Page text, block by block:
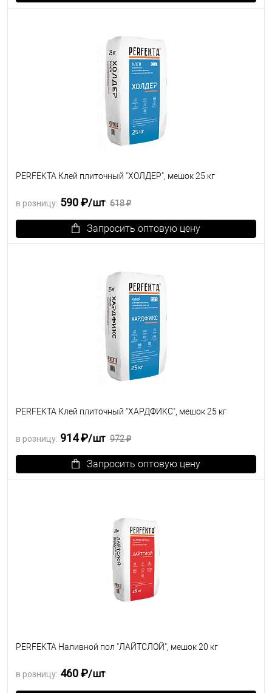
PERFEKTA Клей плиточный "ХОЛДЕР", мешок 25 кг
в розницу: 590 ₽/шт 618 ₽
Запросить оптовую цену
PERFEKTA Клей плиточный "ХАРДФИКС", мешок 25 кг
в розницу: 914 ₽/шт 972 ₽
Запросить оптовую цену
PERFEKTA Наливной пол "ЛАЙТСЛОЙ", мешок 20 кг
в розницу: 460 ₽/шт